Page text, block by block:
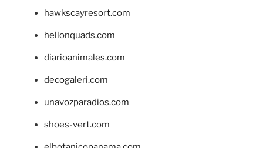
hawkscayresort.com
hellonquads.com
diarioanimales.com
decogaleri.com
unavozparadios.com
shoes-vert.com